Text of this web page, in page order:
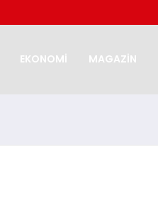
EKONOMİ MAGAZİN